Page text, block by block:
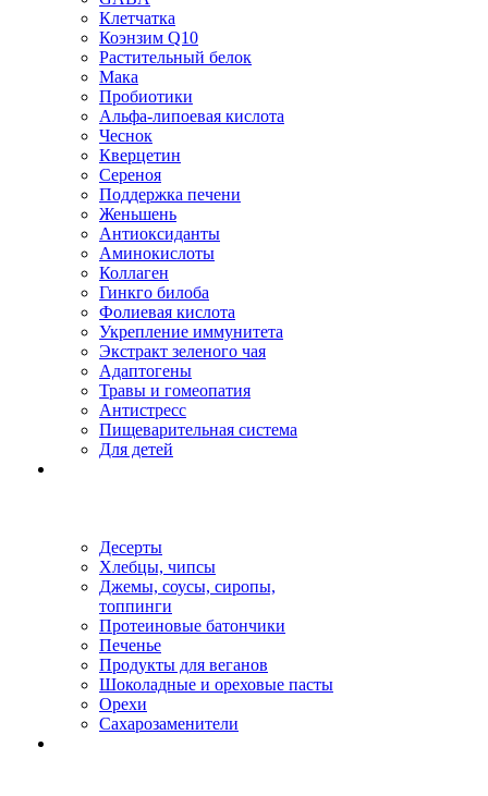
Клетчатка
Коэнзим Q10
Растительный белок
Мака
Пробиотики
Альфа-липоевая кислота
Чеснок
Кверцетин
Сереноя
Поддержка печени
Женьшень
Антиоксиданты
Аминокислоты
Коллаген
Гинкго билоба
Фолиевая кислота
Укрепление иммунитета
Экстракт зеленого чая
Адаптогены
Травы и гомеопатия
Антистресс
Пищеварительная система
Для детей
Десерты
Хлебцы, чипсы
Джемы, соусы, сиропы,
топпинги
Протеиновые батончики
Печенье
Продукты для веганов
Шоколадные и ореховые пасты
Орехи
Сахарозаменители